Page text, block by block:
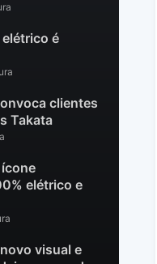
é
clientes
Takata
elétrico e
visual e